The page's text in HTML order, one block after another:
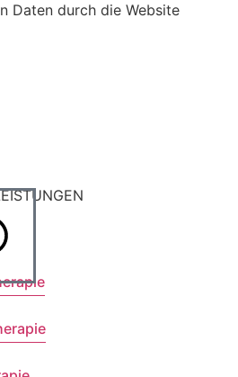
Daten durch die Website